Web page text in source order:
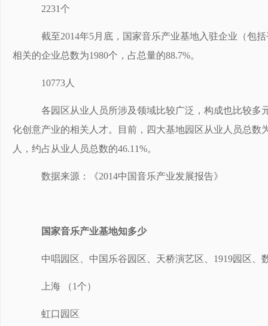
2231个
截至2014年5月底，国家音乐产业基地入驻企业（包
相关的企业总数为1980个，占总量的88.7%。
10773人
各园区从业人员所涉及领域比较广泛，构成也比较多
化创意产业的相关人才。目前，四大基地园区从业人员总数
人，约占从业人员总数的46.11%。
数据来源：《2014中国音乐产业发展报告》
国家音乐产业基地知多少
中唱园区、中国乐谷园区、天桥演艺区、1919园区、
上海 （1个）
虹口园区